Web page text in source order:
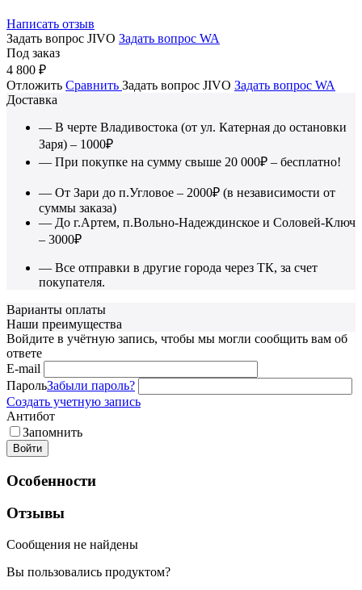
Написать отзыв
Задать вопрос JIVO Задать вопрос WA
Под заказ
4 800 ₽
Отложить Сравнить Задать вопрос JIVO Задать вопрос WA
Доставка
— В черте Владивостока (от ул. Катерная до остановки
Заря) – 1000₽
— При покупке на сумму свыше 20 000₽ – бесплатно!
— От Зари до п.Угловое – 2000₽ (в независимости от
суммы заказа)
— До г.Артем, п.Вольно-Надеждинское и Соловей-Ключ
– 3000₽
— Все отправки в другие города через ТК, за счет
покупателя.
Варианты оплаты
Наши преимущества
Войдите в учётную запись, чтобы мы могли сообщить вам об
ответе
E-mail
ПарольЗабыли пароль?
Создать учетную запись
Антибот
Запомнить
Войти
Особенности
Отзывы
Сообщения не найдены
Вы пользовались продуктом?